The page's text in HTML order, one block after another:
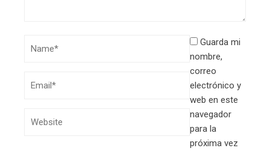
Guarda mi
nombre,
correo
electrónico y
web en este
navegador
para la
próxima vez